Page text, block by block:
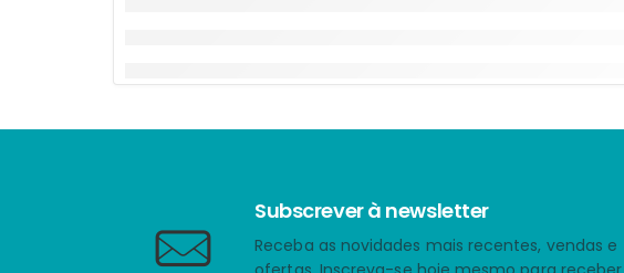
Subscrever à newsletter
Receba as novidades mais recentes, vendas e